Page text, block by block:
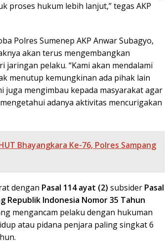
proses hukum lebih lanjut,” tegas AKP
Polres Sumenep AKP Anwar Subagyo,
akan terus mengembangkan
pelaku. “Kami akan mendalami
menutup kemungkinan ada pihak lain
juga mengimbau kepada masyarakat agar
adanya aktivitas mencurigakan
Bhayangkara Ke-76, Polres Sampang
dengan Pasal 114 ayat (2) subsider Pasal
Republik Indonesia Nomor 35 Tahun
mengancam pelaku dengan hukuman
atau pidana penjara paling singkat 6